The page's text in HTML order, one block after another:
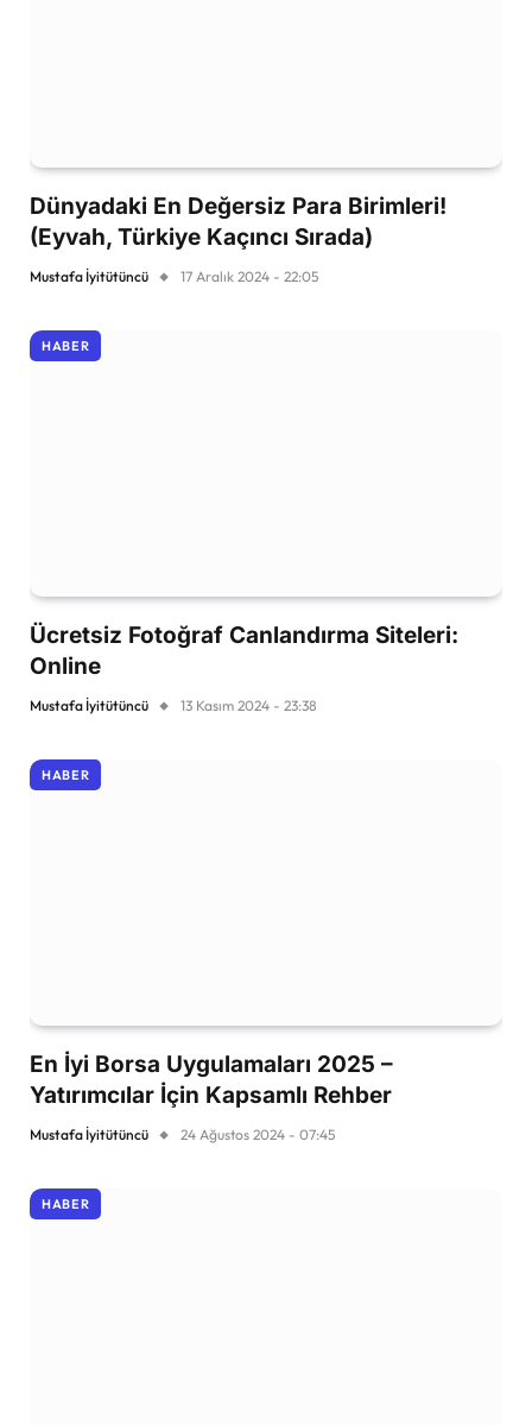
Dünyadaki En Değersiz Para Birimleri!
(Eyvah, Türkiye Kaçıncı Sırada)
Mustafa İyitütüncü 17 Aralık 2024 - 22:05
HABER
Ücretsiz Fotoğraf Canlandırma Siteleri:
Online
Mustafa İyitütüncü 13 Kasım 2024 - 23:38
HABER
En İyi Borsa Uygulamaları 2025 –
Yatırımcılar İçin Kapsamlı Rehber
Mustafa İyitütüncü 24 Ağustos 2024 - 07:45
HABER